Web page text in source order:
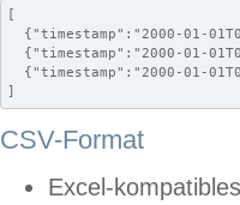
[
{"timestamp":"2000-01-
{"timestamp":"2000-01-
{"timestamp":"2000-01-
]
CSV-Format
Excel-